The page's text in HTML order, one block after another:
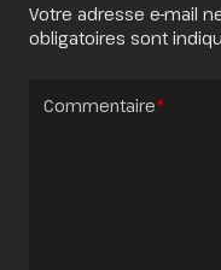
Votre adresse e-mail
obligatoires sont
Commentaire*